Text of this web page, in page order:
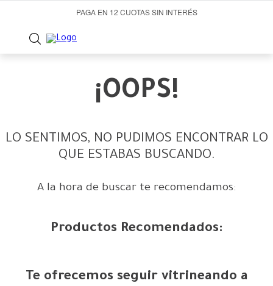
PAGA EN 12 CUOTAS SIN INTERÉS
¡OOPS!
LO SENTIMOS, NO PUDIMOS ENCONTRAR LO
QUE ESTABAS BUSCANDO.
A la hora de buscar te recomendamos:
Productos Recomendados:
Te ofrecemos seguir vitrineando a